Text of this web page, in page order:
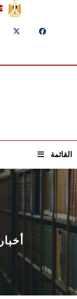
القائمة